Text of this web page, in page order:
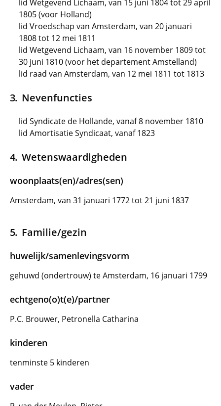
lid Wetgevend Lichaam, van 15 juni 1804 tot 29 april
1805 (voor Holland)
lid Vroedschap van Amsterdam, van 20 januari
1808 tot 12 mei 1811
lid Wetgevend Lichaam, van 16 november 1809 tot
30 juni 1810 (voor het departement Amstelland)
lid raad van Amsterdam, van 12 mei 1811 tot 1813
Nevenfuncties
lid Syndicate de Hollande, vanaf 8 november 1810
lid Amortisatie Syndicaat, vanaf 1823
Wetenswaardigheden
woonplaats(en)/adres(sen)
Amsterdam, van 31 januari 1772 tot 21 juni 1837
Familie/gezin
huwelijk/samenlevingsvorm
gehuwd (ondertrouw) te Amsterdam, 16 januari 1799
echtgeno(o)t(e)/partner
P.C. Brouwer, Petronella Catharina
kinderen
tenminste 5 kinderen
vader